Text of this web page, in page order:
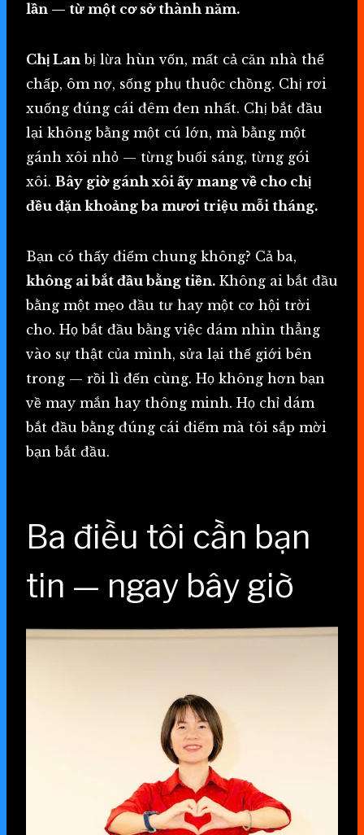
lần — từ một cơ sở thành năm.
Chị Lan bị lừa hùn vốn, mất cả căn nhà thế
chấp, ôm nợ, sống phụ thuộc chồng. Chị rơi
xuống đúng cái đêm đen nhất. Chị bắt đầu
lại không bằng một cú lớn, mà bằng một
gánh xôi nhỏ — từng buổi sáng, từng gói
xôi. Bây giờ gánh xôi ấy mang về cho chị
đều đặn khoảng ba mươi triệu mỗi tháng.
Bạn có thấy điểm chung không? Cả ba,
không ai bắt đầu bằng tiền. Không ai bắt đầu
bằng một mẹo đầu tư hay một cơ hội trời
cho. Họ bắt đầu bằng việc dám nhìn thẳng
vào sự thật của mình, sửa lại thế giới bên
trong — rồi lì đến cùng. Họ không hơn bạn
về may mắn hay thông minh. Họ chỉ dám
bắt đầu bằng đúng cái điểm mà tôi sắp mời
bạn bắt đầu.
Ba điều tôi cần bạn
tin — ngay bây giờ